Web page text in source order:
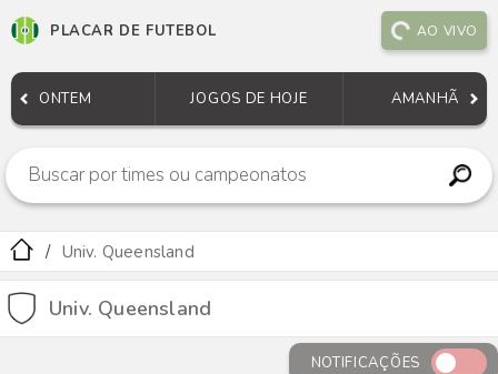
PLACAR DE FUTEBOL AO VIVO
ONTEM JOGOS DE HOJE AMANHÃ
Univ. Queensland
Univ. Queensland
NOTIFICAÇÕES